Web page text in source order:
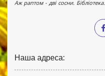
Аж раптом - дві сосни. Бібліотека.
Наша адреса: